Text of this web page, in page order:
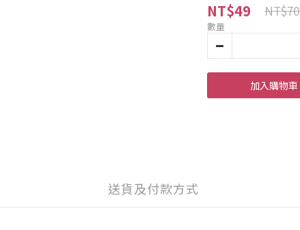
NT$49 NT$70
數量
加入購物車
送貨及付款方式